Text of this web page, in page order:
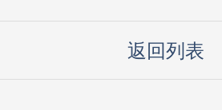
返回列表